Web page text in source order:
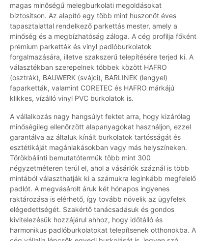
magas minőségű melegburkolati megoldásokat
biztosítson. Az alapító egy több mint huszonöt éves
tapasztalattal rendelkező parkettás mester, amely a
minőség és a megbízhatóság záloga. A cég profilja főként
prémium parketták és vinyl padlóburkolatok
forgalmazására, illetve szakszerű telepítésére terjed ki. A
választékban szerepelnek többek között HAFRO
(osztrák), BAUWERK (svájci), BARLINEK (lengyel)
faparketták, valamint CORETEC és HAFRO márkájú
klikkes, vízálló vinyl PVC burkolatok is.
A vállalkozás nagy hangsúlyt fektet arra, hogy kizárólag
minőségileg ellenőrzött alapanyagokat használjon, ezzel
garantálva az általuk kínált burkolatok tartósságát és
esztétikáját magánlakásokban vagy más helyszíneken.
Törökbálinti bemutatótermük több mint 300
négyzetméteren terül el, ahol a vásárlók száznál is több
mintából választhatják ki a számukra leginkább megfelelő
padlót. A megvásárolt áruk két hónapos ingyenes
raktározása is elérhető, így tovább növelik az ügyfelek
elégedettségét. Szakértő tanácsadásuk és gondos
kivitelezésük hozzájárul ahhoz, hogy időtálló és
harmonikus padlóburkolatokat telepítsenek otthonokba. A